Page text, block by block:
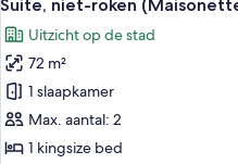
laden
eenpersoonsbedden,
niet-
roken
(Classic
Comfort
36sqm)
foto's
voor
Suite,
niet-
roken
(Maisonette
Suite, niet-roken
Uitzicht op de stad
72 m²
1 slaapkamer
Max. aantal: 2
1 kingsize bed